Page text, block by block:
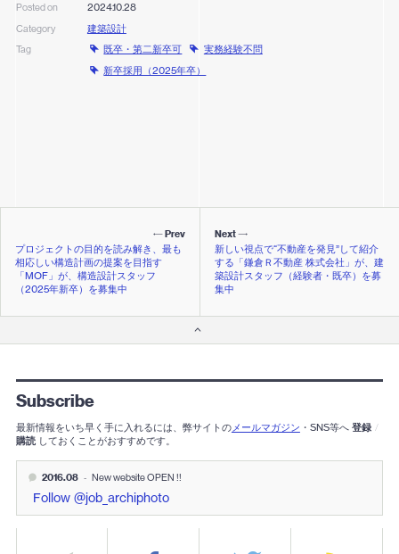
Posted on 2024.10.28
Category 建築設計
Tag 既卒・第二新卒可
実務経験不問
新卒採用（2025年卒）
Next
新しい視点で“不動産を発見”して紹介
する「鎌倉Ｒ不動産 株式会社」が、建
築設計スタッフ（経験者・既卒）を募
集中
Prev
プロジェクトの目的を読み解き、最も
相応しい構造計画の提案を目指す
「MOF」が、構造設計スタッフ
（2025年新卒）を募集中
Subscribe
最新情報をいち早く手に入れるには、弊サイトのメールマガジン ・SNS等へ 登録 /
購読 しておくことがおすすめです。
2016.08 - New website OPEN !!
Follow @job_archiphoto